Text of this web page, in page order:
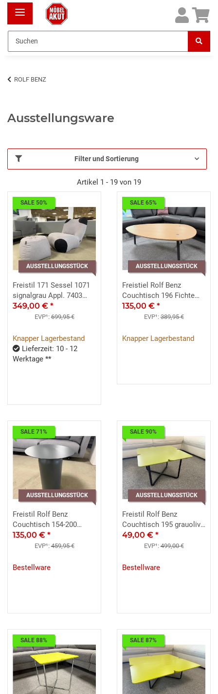
ROLF BENZ
Ausstellungsware
Filter und Sortierung
Artikel 1 - 19 von 19
AUSSTELLUNGSSTÜCK
SALE 50%
Freistil 171 Sessel 1071
signalgrau Appl. 7403
schwarzgrau
349,00 € *
EVP¹:699,95 €
Knapper Lagerbestand
Lieferzeit: 10 - 12
Werktage **
AUSSTELLUNGSSTÜCK
SALE 65%
Freistiel Rolf Benz
Couchtisch 196 Fichte
120x67 cm Dreibein
graphitgrau
135,00 € *
EVP¹:389,95 €
Knapper Lagerbestand
AUSSTELLUNGSSTÜCK
SALE 71%
Freistil Rolf Benz
Couchtisch 154-200
Stahlblech grau Ø 43 cm
135,00 € *
EVP¹:459,95 €
Bestellware
AUSSTELLUNGSSTÜCK
SALE 90%
Freistil Rolf Benz
Couchtisch 195 grauolive
49x49 Gestell schwarz
49,00 € *
EVP¹:499,00 €
Bestellware
SALE 88% SALE 87%